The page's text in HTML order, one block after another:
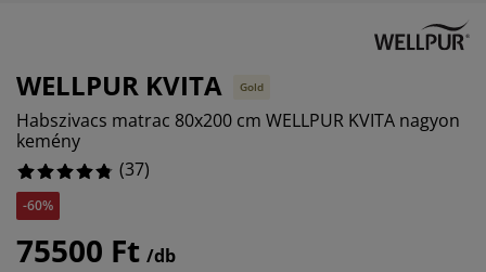
WELLPUR KVITA Gold
Habszivacs matrac 80x200 cm WELLPUR KVITA nagyon
kemény
(37)
-60%
75500 Ft /db